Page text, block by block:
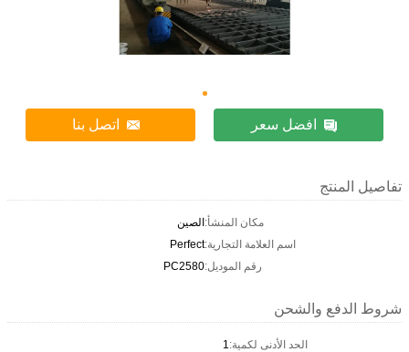
افضل سعر اتصل بنا
تفاصيل المنتج
مكان المنشأ:الصين
اسم العلامة التجارية:Perfect
رقم الموديل:PC2580
شروط الدفع والشحن
الحد الأدنى لكمية:1